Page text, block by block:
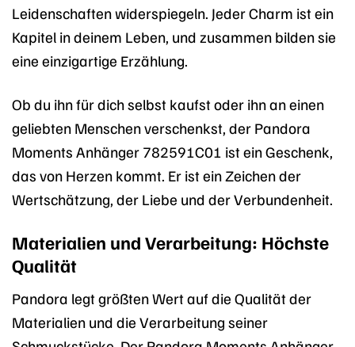
Leidenschaften widerspiegeln. Jeder Charm ist ein
Kapitel in deinem Leben, und zusammen bilden sie
eine einzigartige Erzählung.
Ob du ihn für dich selbst kaufst oder ihn an einen
geliebten Menschen verschenkst, der Pandora
Moments Anhänger 782591C01 ist ein Geschenk,
das von Herzen kommt. Er ist ein Zeichen der
Wertschätzung, der Liebe und der Verbundenheit.
Materialien und Verarbeitung: Höchste
Qualität
Pandora legt größten Wert auf die Qualität der
Materialien und die Verarbeitung seiner